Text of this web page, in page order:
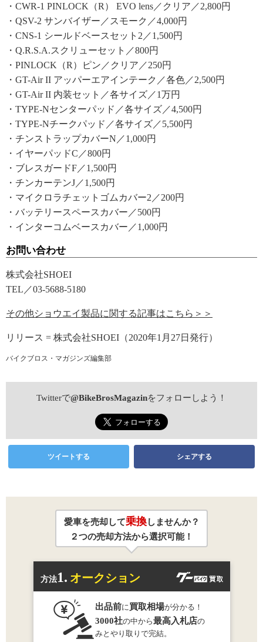
・CWR-1 PINLOCK（R） EVO lens／クリア／2,800円
・QSV-2 サンバイザー／スモーク／4,000円
・CNS-1 シールドベースセット2／1,500円
・Q.R.S.A.スクリューセット／800円
・PINLOCK（R）ピン／クリア／250円
・GT-Air II アッパーエアインテーク／各色／2,500円
・GT-Air II 内装セット／各サイズ／1万円
・TYPE-Nセンターパッド／各サイズ／4,500円
・TYPE-Nチークパッド／各サイズ／5,500円
・チンストラップカバーN／1,000円
・イヤーパッドC／800円
・ブレスガードF／1,500円
・チンカーテンJ／1,500円
・マイクロラチェットゴムカバー2／200円
・バッテリースペースカバー／500円
・インターコムベースカバー／1,000円
お問い合わせ
株式会社SHOEI
TEL／03-5688-5180
その他ショウエイ製品に関する記事はこちら＞＞
リリース = 株式会社SHOEI（2020年1月27日発行）
バイクブロス・マガジンズ編集部
Twitterで@BikeBrosMagazinをフォローしよう！
ツイートする シェアする
愛車を売却して乗換しませんか？
２つの売却方法から選択可能！
方法1. オークション
出品前に買取相場が分かる！
3000社の中から最高入札店の
みとやり取りで完結。